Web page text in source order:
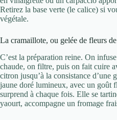
Retirez la base verte (le calice) si
végétale.
La cramaillote, ou gelée de fleurs
C’est la préparation reine. On
chaude, on filtre, puis on fait cuire
citron jusqu’à la consistance d’une
jaune doré lumineux, avec un goût
surprend à chaque fois. Elle se
yaourt, accompagne un fromage